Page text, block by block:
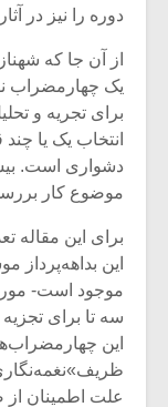
دوره را نیز در
از آن‌ جا که
یک چهارمضراب
برای تجریه و
انتخاب یک یا
دشواری است.
موضوع کار
این
موجود است-
این
علت اطمینان از